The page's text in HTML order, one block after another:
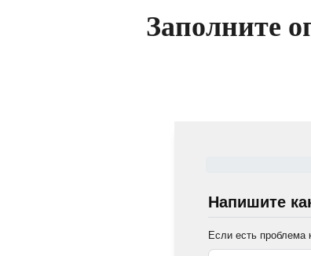
Заполните
Напишите
Если есть проблема